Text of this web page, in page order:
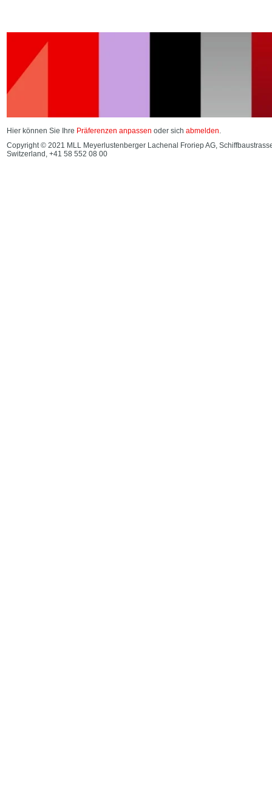
Hier können Sie Ihre Präferenzen anpassen oder sich abmelden.
Copyright © 2021 MLL Meyerlustenberger Lachenal Froriep AG,
Switzerland, +41 58 552 08 00